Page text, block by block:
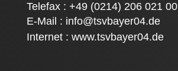
Telefax : +49 (0214) 206 021 00
E-Mail : info@tsvbayer04.de
Internet : www.tsvbayer04.de